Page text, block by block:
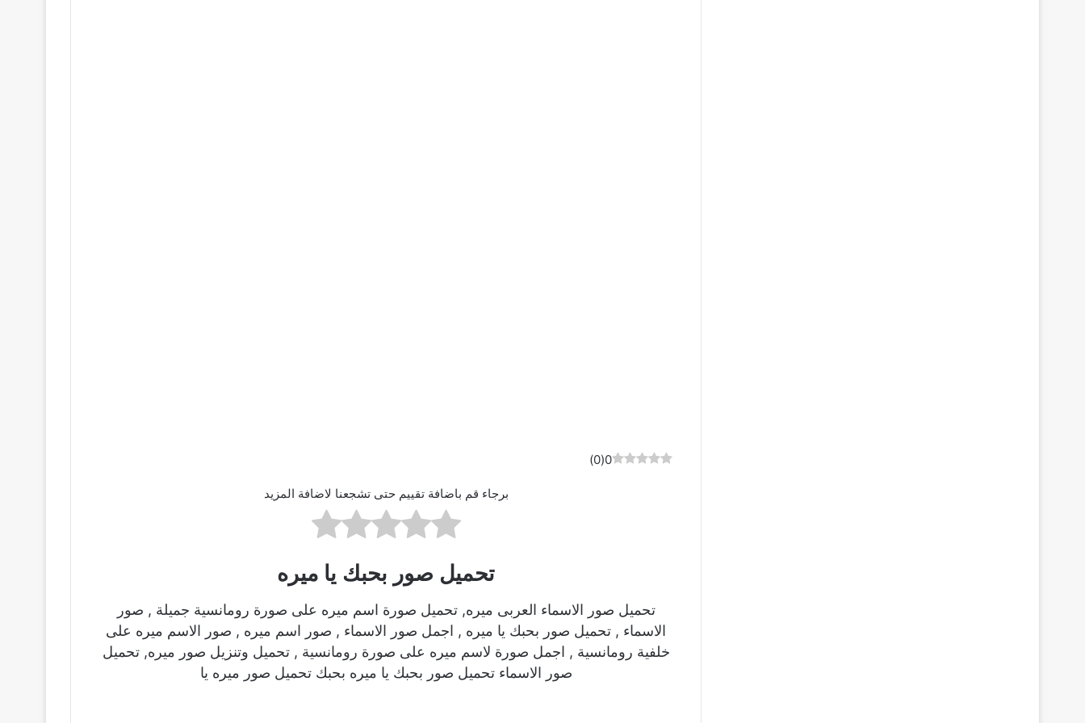
0
(
0
)
برجاء قم باضافة تقييم حتى تشجعنا لاضافة المزيد
تحميل صور بحبك يا ميره
تحميل صور الاسماء العربى ميره, تحميل صورة اسم ميره على صورة رومانسية جميلة , صور
الاسماء , تحميل صور بحبك يا ميره , اجمل صور الاسماء , صور اسم ميره , صور الاسم ميره على
خلفية رومانسية , اجمل صورة لاسم ميره على صورة رومانسية , تحميل وتنزيل صور ميره, تحميل
صور الاسماء تحميل صور بحبك يا ميره بحبك تحميل صور ميره يا